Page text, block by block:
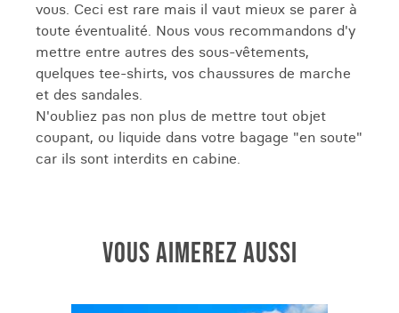
vous. Ceci est rare mais il vaut mieux se parer à
toute éventualité. Nous vous recommandons d'y
mettre entre autres des sous-vêtements,
quelques tee-shirts, vos chaussures de marche
et des sandales.
N'oubliez pas non plus de mettre tout objet
coupant, ou liquide dans votre bagage "en soute"
car ils sont interdits en cabine.
VOUS AIMEREZ AUSSI